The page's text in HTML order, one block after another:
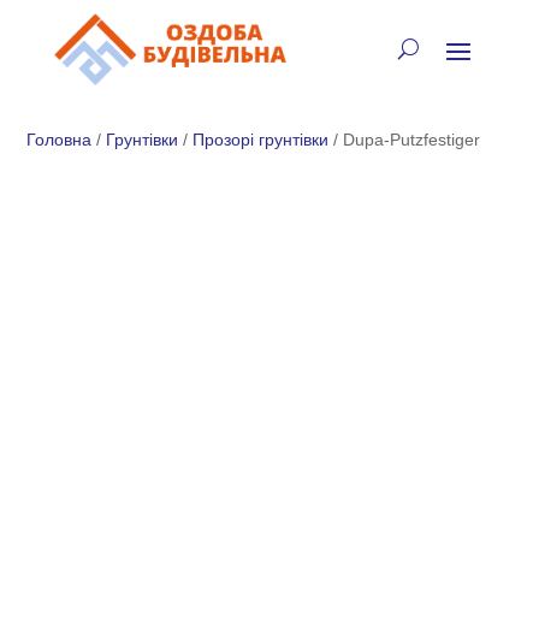
⚡
Головна / Грунтівки / Прозорі грунтівки / Dupa-Putzfestiger